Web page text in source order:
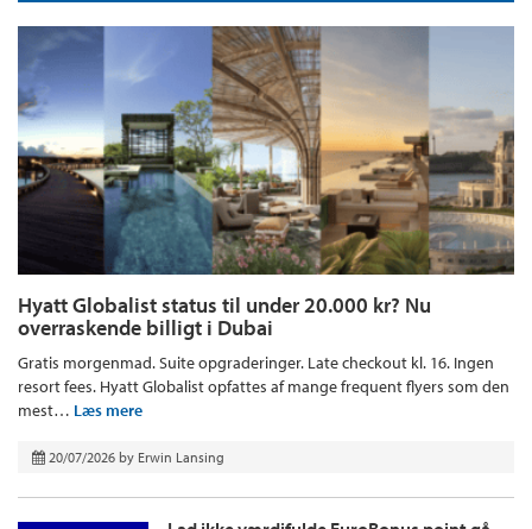
Hyatt Globalist status til under 20.000 kr? Nu
overraskende billigt i Dubai
Gratis morgenmad. Suite opgraderinger. Late checkout kl. 16. Ingen
resort fees. Hyatt Globalist opfattes af mange frequent flyers som den
mest… Læs mere
20/07/2026 by Erwin Lansing